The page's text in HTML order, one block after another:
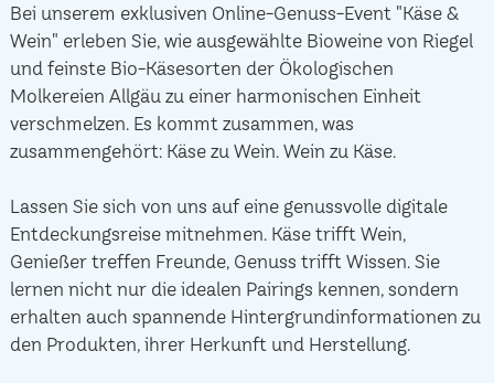
Bei unserem exklusiven Online-Genuss-Event "Käse &
Wein" erleben Sie, wie ausgewählte Bioweine von Riegel
und feinste Bio-Käsesorten der Ökologischen
Molkereien Allgäu zu einer harmonischen Einheit
verschmelzen. Es kommt zusammen, was
zusammengehört: Käse zu Wein. Wein zu Käse.
Lassen Sie sich von uns auf eine genussvolle digitale
Entdeckungsreise mitnehmen. Käse trifft Wein,
Genießer treffen Freunde, Genuss trifft Wissen. Sie
lernen nicht nur die idealen Pairings kennen, sondern
erhalten auch spannende Hintergrundinformationen zu
den Produkten, ihrer Herkunft und Herstellung.